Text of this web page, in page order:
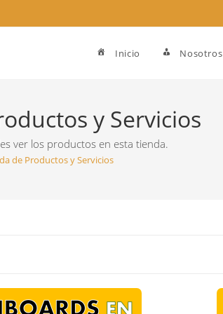
Inicio Nosotros
y Servicios
ver los productos en esta tienda.
de Productos y Servicios